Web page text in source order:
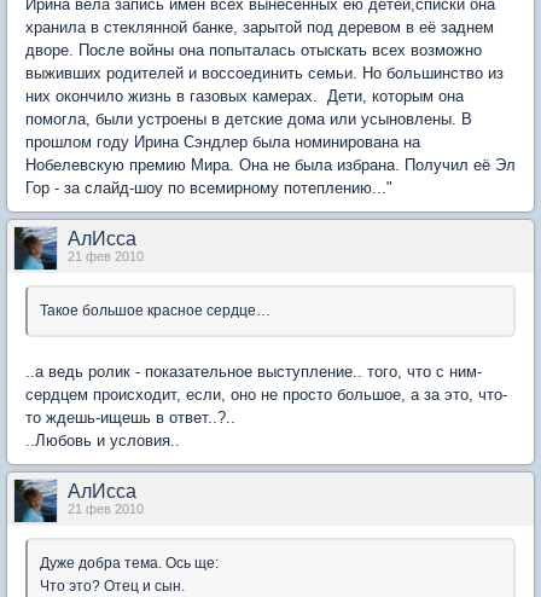
Ирина вела запись имён всех вынесенных ею детей,списки она
хранила в стеклянной банке, зарытой под деревом в её заднем
дворе. После войны она попыталась отыскать всех возможно
выживших родителей и воссоединить семьи. Но большинство из
них окончило жизнь в газовых камерах. Дети, которым она
помогла, были устроены в детские дома или усыновлены. В
прошлом году Ирина Сэндлер была номинирована на
Нобелевскую премию Мира. Она не была избрана. Получил её Эл
Гор - за слайд-шоу по всемирному потеплению..."
АлИсса
21 фев 2010
Такое большое красное сердце…
..а ведь ролик - показательное выступление.. того, что с ним-
сердцем происходит, если, оно не просто большое, а за это, что-
то ждешь-ищешь в ответ..?..
..Любовь и условия..
АлИсса
21 фев 2010
Дуже добра тема. Ось ще:
Что это? Отец и сын.